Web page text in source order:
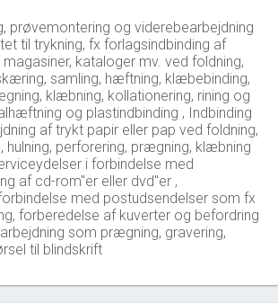
prøvemontering og viderebearbejdning
til trykning, fx forlagsindbinding af
kataloger mv. ved foldning,
samling, hæftning, klæbebinding,
klæbning, kollationering, rining og
og plastindbinding , Indbinding
af trykt papir eller pap ved foldning,
hulning, perforering, prægning, klæbning
i forbindelse med
af cd-rom''er eller dvd''er ,
med postudsendelser som fx
forberedelse af kuverter og befordring
som prægning, gravering,
til blindskrift